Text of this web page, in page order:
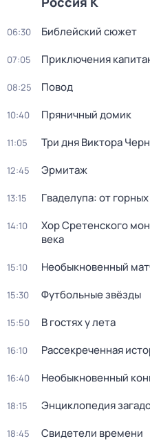
06:30 Библейский сюжет
07:05 Приключения
08:25 Повод
10:40 Пряничный домик
11:05 Три дня Виктора
12:45 Эрмитаж
13:15 Гваделупа: от
14:10
Хор Сретенского
века
15:10 Необыкновенный
15:30 Футбольные звёзды
15:50 В гостях у лета
16:10 Рассекреченная
16:40 Необыкновенный
18:15 Энциклопедия
18:45 Свидетели времени